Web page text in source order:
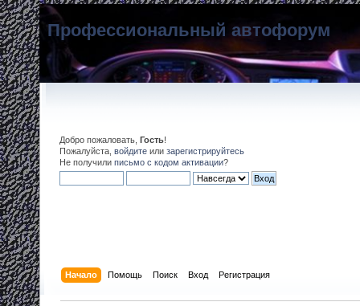
Профессиональный автофорум
Добро пожаловать, Гость!
Пожалуйста, войдите или зарегистрируйтесь
Не получили письмо с кодом активации?
Начало Помощь Поиск Вход Регистрация